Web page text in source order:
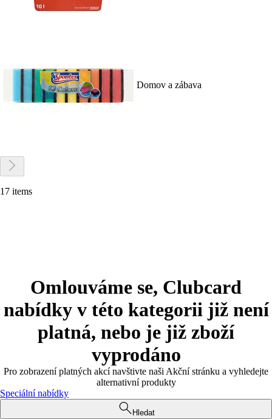
Domov a zábava
17 items
Omlouváme se, Clubcard
nabídky v této kategorii již není
platná, nebo je již zboží
vyprodáno
Pro zobrazení platných akcí navštivte naši Akční stránku a vyhledejte
alternativní produkty
Speciální nabídky
Hledat